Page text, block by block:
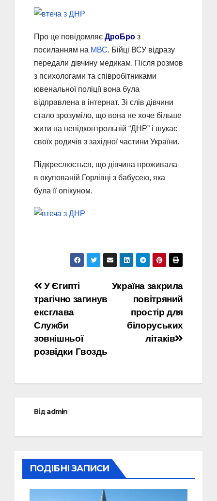
Про це повідомляє ДроБро з
посиланням на МВС. Бійці ВСУ відразу
передали дівчину медикам. Після розмов
з психологами та співробітниками
ювенальної поліції вона була
відправлена ​​в інтернат. Зі слів дівчини
стало зрозуміло, що вона не хоче більше
жити на непідконтрольній “ДНР” і шукає
своїх родичів з західної частини України.
Підкреслюється, що дівчина проживала
в окупованій Горлівці з бабусею, яка
була її опікуном.
Навігація
записів
Україна закрила
повітряний
простір для
білоруських
літаків
У Єгипті
трагічно загинув
ексглава
Служби
зовнішньої
розвідки Гвоздь
Відadmin
ПОДІБНІ ЗАПИСИ